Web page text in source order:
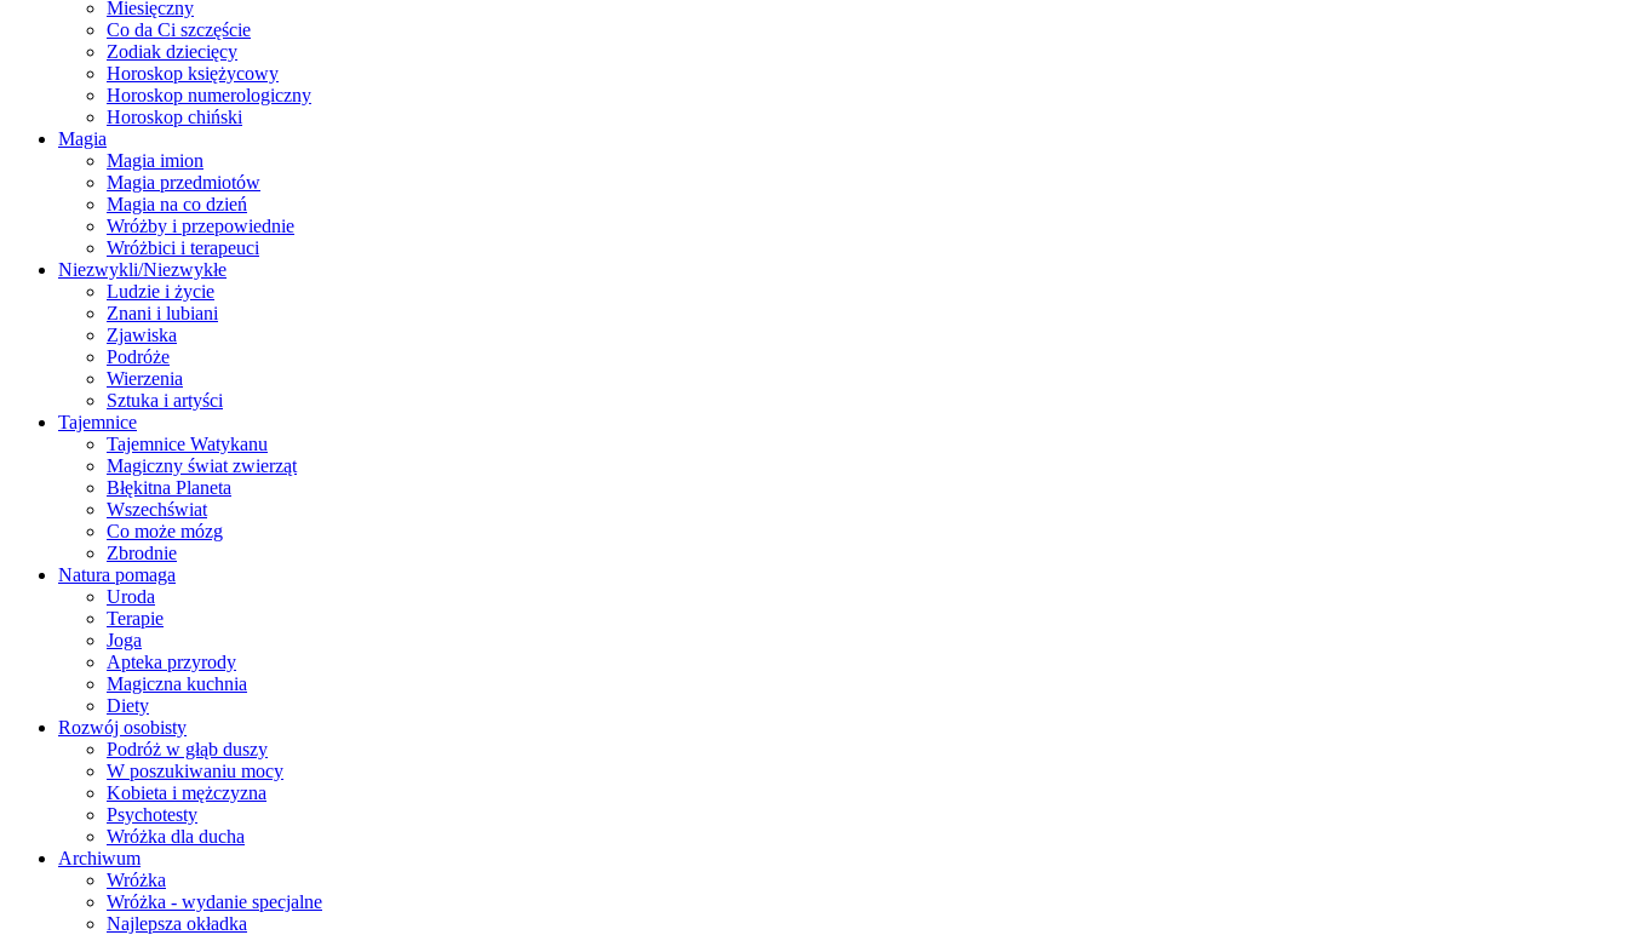
Miesięczny
Co da Ci szczęście
Zodiak dziecięcy
Horoskop księżycowy
Horoskop numerologiczny
Horoskop chiński
Magia
Magia imion
Magia przedmiotów
Magia na co dzień
Wróżby i przepowiednie
Wróżbici i terapeuci
Niezwykli/Niezwykłe
Ludzie i życie
Znani i lubiani
Zjawiska
Podróże
Wierzenia
Sztuka i artyści
Tajemnice
Tajemnice Watykanu
Magiczny świat zwierząt
Błękitna Planeta
Wszechświat
Co może mózg
Zbrodnie
Natura pomaga
Uroda
Terapie
Joga
Apteka przyrody
Magiczna kuchnia
Diety
Rozwój osobisty
Podróż w głąb duszy
W poszukiwaniu mocy
Kobieta i mężczyzna
Psychotesty
Wróżka dla ducha
Archiwum
Wróżka
Wróżka - wydanie specjalne
Najlepsza okładka